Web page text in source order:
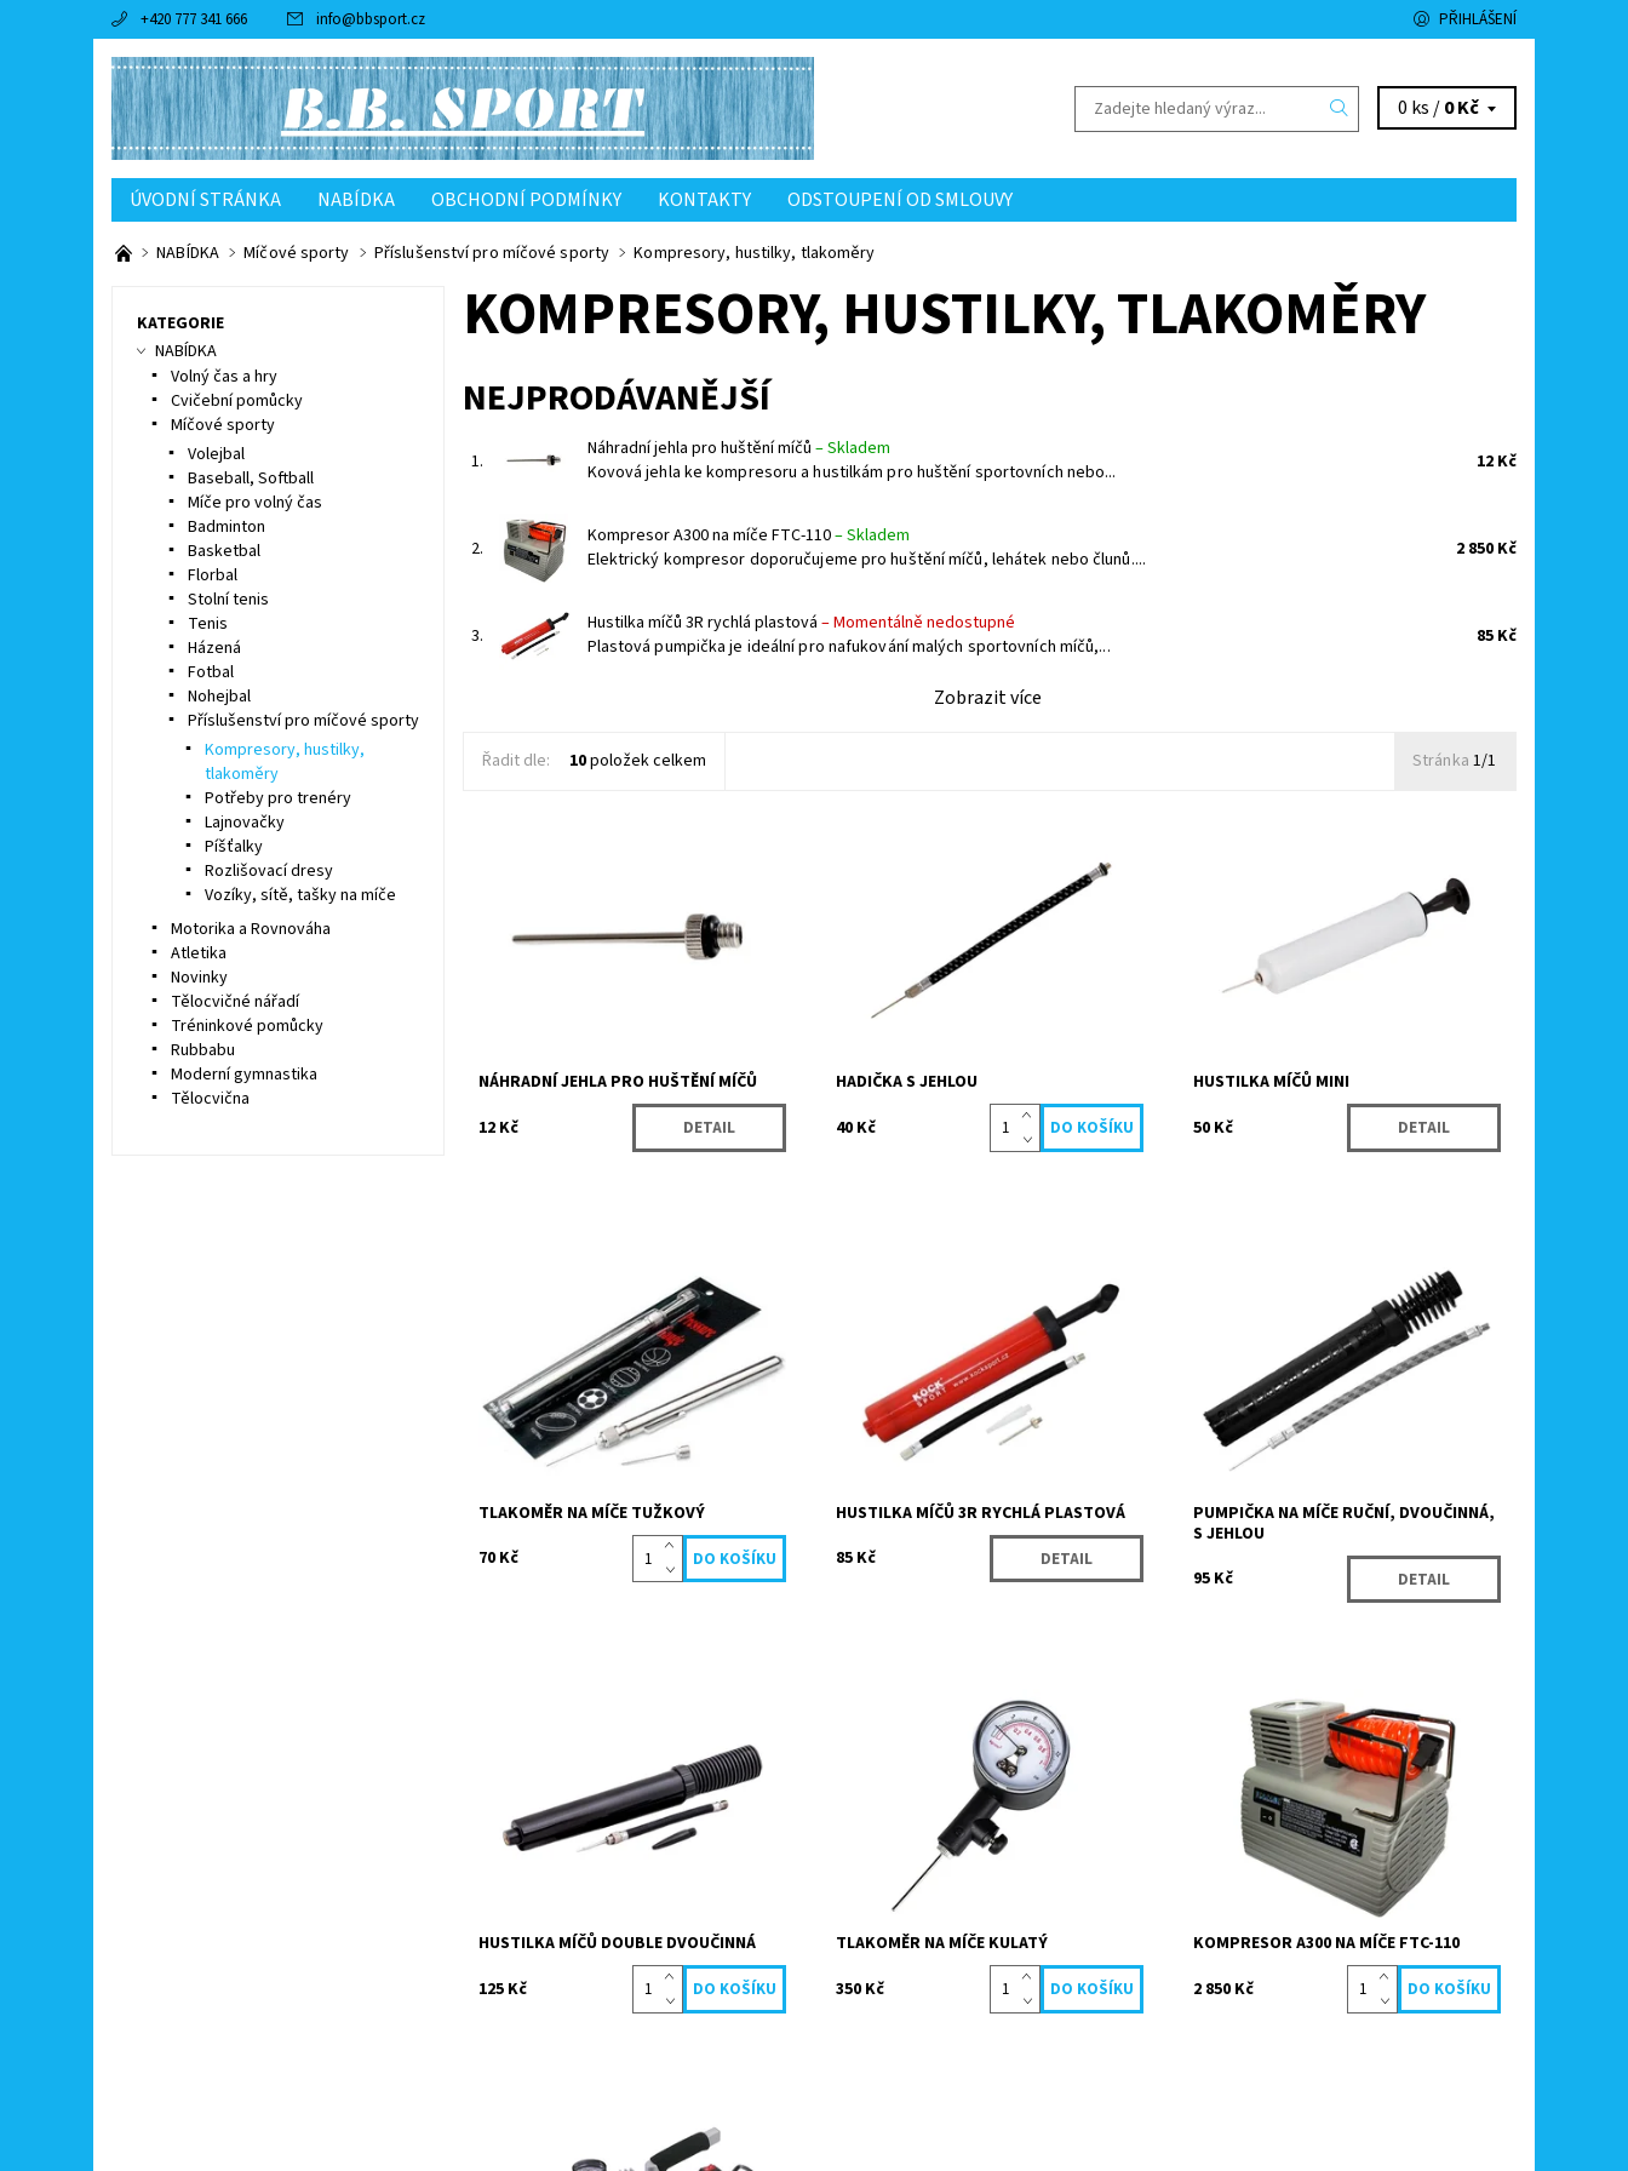
+420 777 341 666 info@bbsport.cz PŘIHLÁŠENÍ
0 ks /0 Kč
ÚVODNÍ STRÁNKA NABÍDKA OBCHODNÍ PODMÍNKY KONTAKTY ODSTOUPENÍ OD SMLOUVY
NABÍDKA Míčové sporty Příslušenství pro míčové sporty Kompresory, hustilky, tlakoměry
KOMPRESORY, HUSTILKY, TLAKOMĚRY
NEJPRODÁVANĚJŠÍ
1.
Náhradní jehla pro huštění míčů –Skladem
Kovová jehla ke kompresoru a hustilkám pro huštění sportovních nebo...
12 Kč
2.
Kompresor A300 na míče FTC-110–Skladem
Elektrický kompresor doporučujeme pro huštění míčů, lehátek nebo člunů....
2 850 Kč
3.
Hustilka míčů 3R rychlá plastová –Momentálně nedostupné
Plastová pumpička je ideální pro nafukování malých sportovních míčů,...
85 Kč
Zobrazit více
Řadit dle: 10položek celkem Stránka 1/1
Dostupnost:
Skladem
NÁHRADNÍ JEHLA PRO HUŠTĚNÍ MÍČŮ
12 Kč
DETAIL
Hadička zakončená jehlou pro nafukování
sportovních nebo dětských míčů.
Skladem
5418
Köck sport
HADIČKA S JEHLOU
40 Kč
nepostradatelným společníkem pro
každý nafukovací míč.
Dostupnost:
Momentálně
nedostupné
Kód:
9861
HUSTILKA MÍČŮ MINI
50 Kč
DETAIL
Pro zjištění přesného nahuštění míčů.
Vhodný na všechny druhy sportovních
Dostupnost:
Skladem
Kód:
4827
Značka:
Köck sport
TLAKOMĚR NA MÍČE TUŽKOVÝ
70 Kč
Plastová pumpička je ideální pro
nafukování malých sportovních míčů,
velkých míčů nebo zvířátek.
Dostupnost:
Momentálně
nedostupné
Kód:
3807
Značka:
Köck sport
HUSTILKA MÍČŮ 3R RYCHLÁ PLASTOVÁ
85 Kč
DETAIL
Praktická pumpička na míče s jehlou je
ideální pro rychlé a snadné nafouknutí
všech typů sportovních míčů.
Dostupnost:
Momentálně
nedostupné
Kód:
9872
Značka:
Köck sport
PUMPIČKA NA MÍČE RUČNÍ, DVOUČINNÁ,
S JEHLOU
95 Kč
DETAIL
nafukování malých sportovních míčů,
velkých míčů nebo zvířátek.
Dostupnost:
Skladem
Kód:
4821
Značka:
Köck sport
HUSTILKA MÍČŮ DOUBLE DVOUČINNÁ
125 Kč
Pro zjištění přesného nahuštění míčů.
Vhodný na všechny druhy sportovních
míčů volejbal, fotbal, basketbal, házená a
Skladem
5256
Köck sport
TLAKOMĚR NA MÍČE KULATÝ
350 Kč
Elektrický kompresor doporučujeme pro
huštění míčů, lehátek nebo člunů. Je lehce
přenosný a skladný.
Dostupnost:
Skladem
9849
KOMPRESOR A300 NA MÍČE FTC-110
2 850 Kč
Elektrický kompresor doporučujeme pro
KATEGORIE
NABÍDKA
Volný čas a hry
Cvičební pomůcky
Míčové sporty
Volejbal
Baseball, Softball
Míče pro volný čas
Badminton
Basketbal
Florbal
Stolní tenis
Tenis
Házená
Fotbal
Nohejbal
Příslušenství pro míčové sporty
Kompresory, hustilky,
tlakoměry
Potřeby pro trenéry
Lajnovačky
Píšťalky
Rozlišovací dresy
Vozíky, sítě, tašky na míče
Motorika a Rovnováha
Atletika
Novinky
Tělocvičné nářadí
Tréninkové pomůcky
Rubbabu
Moderní gymnastika
Tělocvična